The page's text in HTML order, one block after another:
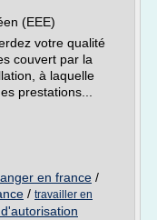
(EEE)
votre qualité
couvert par la
à laquelle
prestations...
en france /
/ travailler en